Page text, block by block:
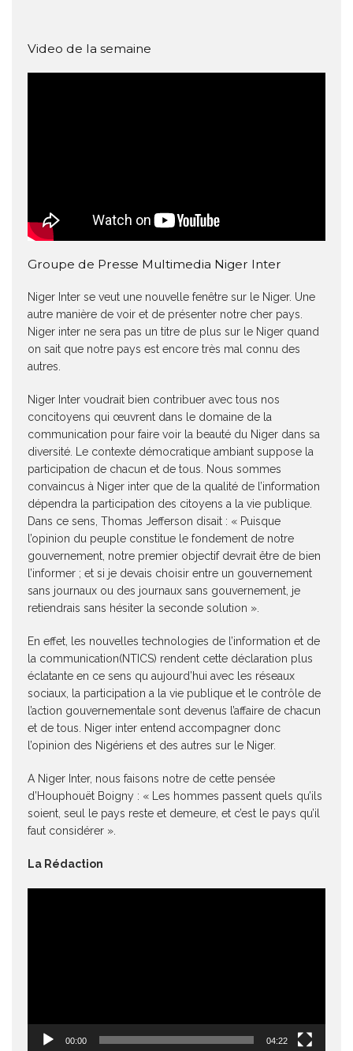
Video de la semaine
Groupe de Presse Multimedia Niger Inter
Niger Inter se veut une nouvelle fenêtre sur le Niger. Une
autre manière de voir et de présenter notre cher pays.
Niger inter ne sera pas un titre de plus sur le Niger quand
on sait que notre pays est encore très mal connu des
autres.
Niger Inter voudrait bien contribuer avec tous nos
concitoyens qui œuvrent dans le domaine de la
communication pour faire voir la beauté du Niger dans sa
diversité. Le contexte démocratique ambiant suppose la
participation de chacun et de tous. Nous sommes
convaincus à Niger inter que de la qualité de l’information
dépendra la participation des citoyens a la vie publique.
Dans ce sens, Thomas Jefferson disait : « Puisque
l’opinion du peuple constitue le fondement de notre
gouvernement, notre premier objectif devrait être de bien
l’informer ; et si je devais choisir entre un gouvernement
sans journaux ou des journaux sans gouvernement, je
retiendrais sans hésiter la seconde solution ».
En effet, les nouvelles technologies de l’information et de
la communication(NTICS) rendent cette déclaration plus
éclatante en ce sens qu aujourd’hui avec les réseaux
sociaux, la participation a la vie publique et le contrôle de
l’action gouvernementale sont devenus l’affaire de chacun
et de tous. Niger inter entend accompagner donc
l’opinion des Nigériens et des autres sur le Niger.
A Niger Inter, nous faisons notre de cette pensée
d’Houphouët Boigny : « Les hommes passent quels qu’ils
soient, seul le pays reste et demeure, et c’est le pays qu’il
faut considérer ».
La Rédaction
00:00 04:22